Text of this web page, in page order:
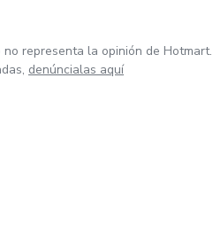
representa la opinión de Hotmart.
denúncialas aquí